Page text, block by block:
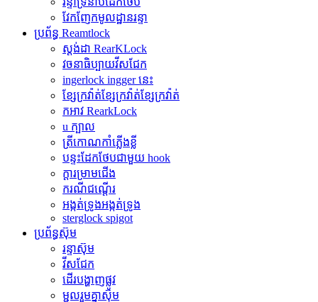
វែកញែកមូលដ្ឋានរន្ទា
ប្រព័ន្ធ Reamtlock
ស្តង់ដា RearKLock
វចនាធិប្បាយវីសជែក
ingerlock ingger នេះ
ខ្សែក្រវ៉ាត់ខ្សែក្រវ៉ាត់ខ្សែក្រវ៉ាត់
កអាវ RearkLock
u ក្បាល
ត្រីកោណកាំភ្លើងខ្លី
បន្ទះដែកថែបជាមួយ hook
ក្តារម្រាមជើង
ករណីជណ្តើរ
អង្កត់ទ្រូងអង្កត់ទ្រូង
sterglock spigot
ប្រព័ន្ធស៊ុម
រន្ទាស៊ុម
វីសជែក
ដើរបង្ហាញផ្លូវ
ម្ជុលរួមគ្នាស៊ុម